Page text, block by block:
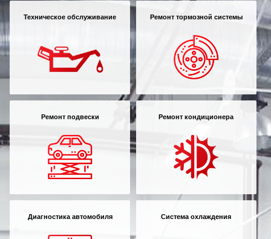
Техническое обслуживание Ремонт тормозной системы
Ремонт подвески Ремонт кондиционера
Диагностика автомобиля Система охлаждения